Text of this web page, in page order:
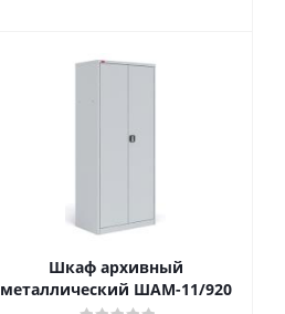
Шкаф архивный
металлический ШАМ-11/920